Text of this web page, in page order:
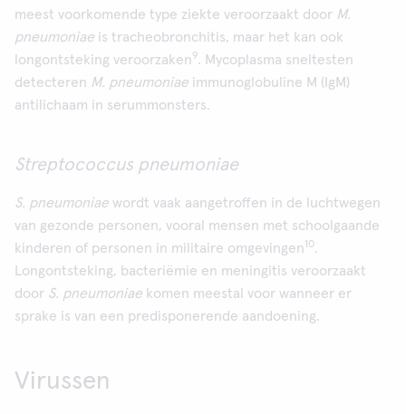
meest voorkomende type ziekte veroorzaakt door M.
pneumoniae is tracheobronchitis, maar het kan ook
longontsteking veroorzaken9. Mycoplasma sneltesten
detecteren M. pneumoniae immunoglobuline M (IgM)
antilichaam in serummonsters.
Streptococcus pneumoniae
S. pneumoniae wordt vaak aangetroffen in de luchtwegen
van gezonde personen, vooral mensen met schoolgaande
kinderen of personen in militaire omgevingen10.
Longontsteking, bacteriëmie en meningitis veroorzaakt
door S. pneumoniae komen meestal voor wanneer er
sprake is van een predisponerende aandoening.
Virussen